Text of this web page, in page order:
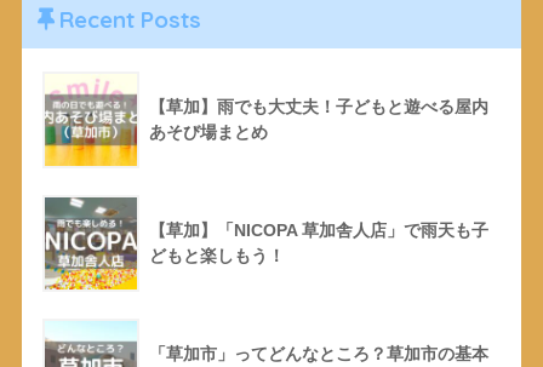
Recent Posts
【草加】雨でも大丈夫！子どもと遊べる屋内
あそび場まとめ
【草加】「NICOPA 草加舎人店」で雨天も子
どもと楽しもう！
「草加市」ってどんなところ？草加市の基本